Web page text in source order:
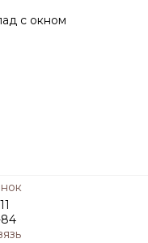
с окном